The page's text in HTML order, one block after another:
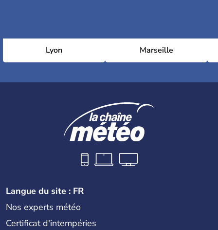
Lyon Marseille
Langue du site : FR
Nos experts météo
Certificat d'intempéries